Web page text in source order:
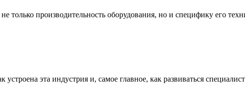
только производительность оборудования, но и специфику его
эта индустрия и, самое главное, как развиваться